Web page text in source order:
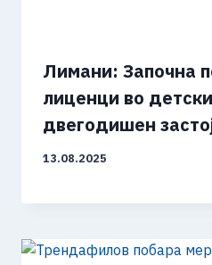
Лимани: Започна
лиценци во
двегодишен
13.08.2025